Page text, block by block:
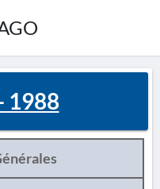
1988